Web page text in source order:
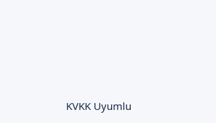
KVKK Uyumlu